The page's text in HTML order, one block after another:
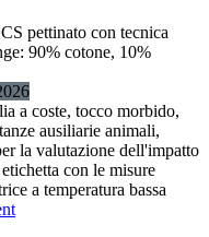
pettinato con tecnica
90% cotone, 10%
a coste, tocco morbido,
ausiliarie animali,
la valutazione dell'impatto
con le misure
a temperatura bassa